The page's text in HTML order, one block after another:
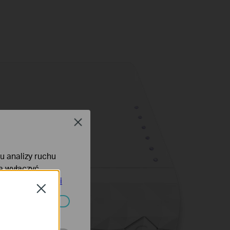
Close
analizy ruchu
prywatności
Close